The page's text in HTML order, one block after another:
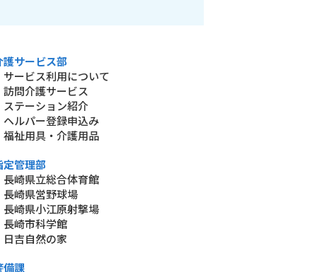
護サービス部
サービス利用について
訪問介護サービス
ステーション紹介
ヘルパー登録申込み
福祉用具・介護用品
定管理部
長崎県立総合体育館
長崎県営野球場
長崎県小江原射撃場
長崎市科学館
日吉自然の家
備課